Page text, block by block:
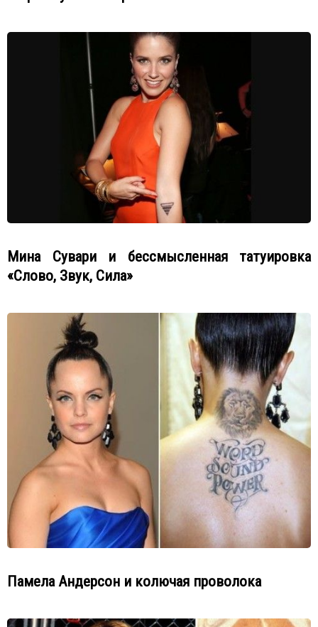
Мина Сувари и бессмысленная татуировка
«Слово, Звук, Сила»
Памела Андерсон и колючая проволока